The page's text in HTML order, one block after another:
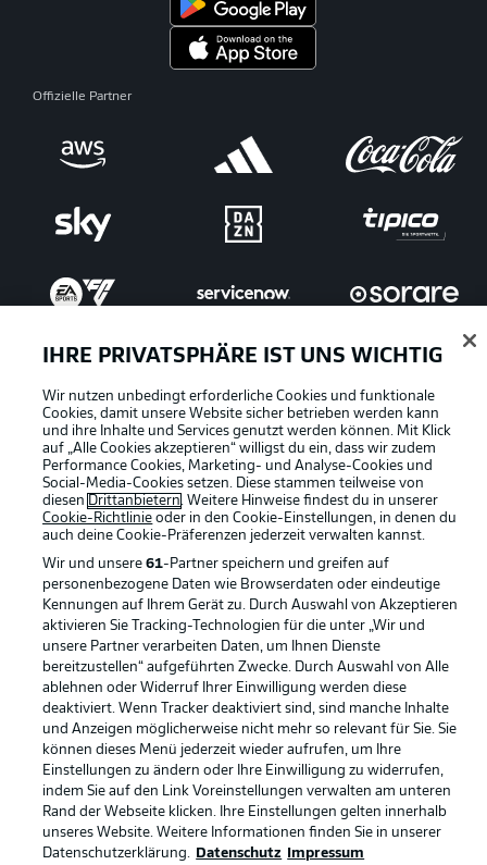
Offizielle Partner
Rechtliche Hinweise Voreinstellungen verwalten
Datenschutz Nutzungsbedingungen
Kontakt Jobs
Impressum Partner
Spieler Liveticker
AGB
IHRE PRIVATSPHÄRE IST UNS WICHTIG
Wir nutzen unbedingt erforderliche Cookies und funktionale
Cookies, damit unsere Website sicher betrieben werden kann
und ihre Inhalte und Services genutzt werden können. Mit Klick
auf „Alle Cookies akzeptieren“ willigst du ein, dass wir zudem
Performance Cookies, Marketing- und Analyse-Cookies und
Social-Media-Cookies setzen. Diese stammen teilweise von
diesen Drittanbietern. Weitere Hinweise findest du in unserer
Cookie-Richtlinie oder in den Cookie-Einstellungen, in denen du
auch deine Cookie-Präferenzen jederzeit verwalten kannst.
Wir und unsere61-Partner speichern und greifen auf
personenbezogene Daten wie Browserdaten oder eindeutige
Kennungen auf Ihrem Gerät zu. Durch Auswahl von Akzeptieren
aktivieren Sie Tracking-Technologien für die unter „Wir und
unsere Partner verarbeiten Daten, um Ihnen Dienste
bereitzustellen“ aufgeführten Zwecke. Durch Auswahl von Alle
ablehnen oder Widerruf Ihrer Einwilligung werden diese
deaktiviert. Wenn Tracker deaktiviert sind, sind manche Inhalte
und Anzeigen möglicherweise nicht mehr so relevant für Sie. Sie
können dieses Menü jederzeit wieder aufrufen, um Ihre
Einstellungen zu ändern oder Ihre Einwilligung zu widerrufen,
indem Sie auf den Link Voreinstellungen verwalten am unteren
Rand der Webseite klicken. Ihre Einstellungen gelten innerhalb
unseres Website. Weitere Informationen finden Sie in unserer
Datenschutzerklärung.
Datenschutz Impressum